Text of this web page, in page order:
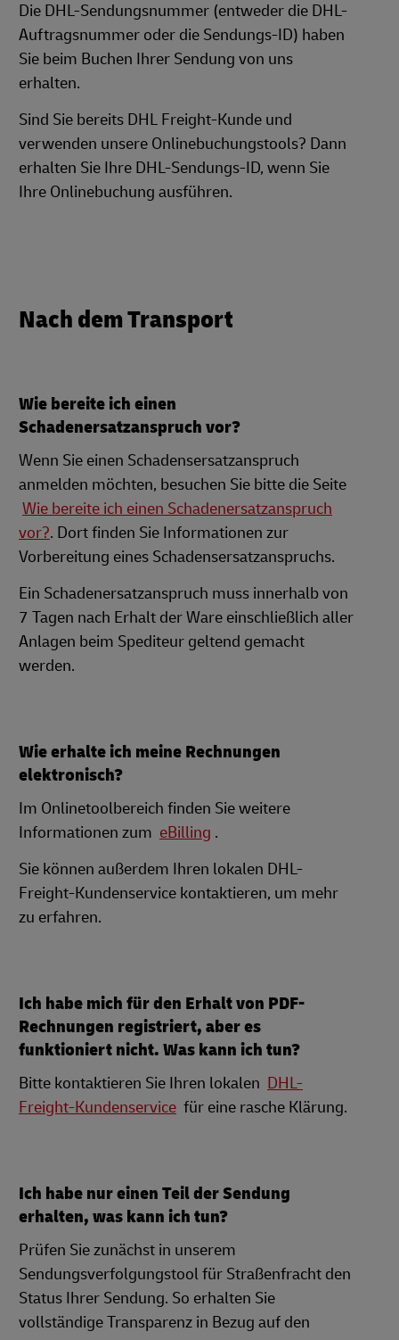
Die DHL-Sendungsnummer (entweder die DHL-
Auftragsnummer oder die Sendungs-ID) haben
Sie beim Buchen Ihrer Sendung von uns
erhalten.
Sind Sie bereits DHL Freight-Kunde und
verwenden unsere Onlinebuchungstools? Dann
erhalten Sie Ihre DHL-Sendungs-ID, wenn Sie
Ihre Onlinebuchung ausführen.
Nach dem Transport
Wie bereite ich einen
Schadenersatzanspruch vor?
Wenn Sie einen Schadensersatzanspruch
anmelden möchten, besuchen Sie bitte die Seite
Wie bereite ich einen Schadenersatzanspruch
vor?. Dort finden Sie Informationen zur
Vorbereitung eines Schadensersatzanspruchs.
Ein Schadenersatzanspruch muss innerhalb von
7 Tagen nach Erhalt der Ware einschließlich aller
Anlagen beim Spediteur geltend gemacht
werden.
Wie erhalte ich meine Rechnungen
elektronisch?
Im Onlinetoolbereich finden Sie weitere
Informationen zum eBilling .
Sie können außerdem Ihren lokalen DHL-
Freight-Kundenservice kontaktieren, um mehr
zu erfahren.
Ich habe mich für den Erhalt von PDF-
Rechnungen registriert, aber es
funktioniert nicht. Was kann ich tun?
Bitte kontaktieren Sie Ihren lokalen DHL-
Freight-Kundenservice für eine rasche Klärung.
Ich habe nur einen Teil der Sendung
erhalten, was kann ich tun?
Prüfen Sie zunächst in unserem
Sendungsverfolgungstool für Straßenfracht den
Status Ihrer Sendung. So erhalten Sie
vollständige Transparenz in Bezug auf den